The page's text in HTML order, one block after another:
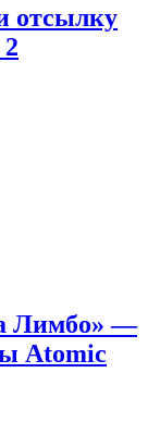
отсылку
Лимбо» —
Atomic